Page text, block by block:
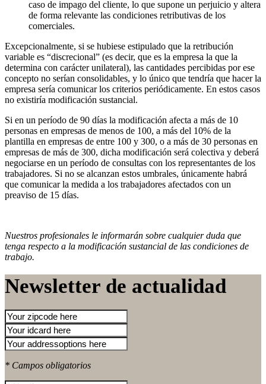
caso de impago del cliente, lo que supone un perjuicio y altera
de forma relevante las condiciones retributivas de los
comerciales.
Excepcionalmente, si se hubiese estipulado que la retribución
variable es “discrecional” (es decir, que es la empresa la que la
determina con carácter unilateral), las cantidades percibidas por ese
concepto no serían consolidables, y lo único que tendría que hacer la
empresa sería comunicar los criterios periódicamente. En estos casos
no existiría modificación sustancial.
Si en un período de 90 días la modificación afecta a más de 10
personas en empresas de menos de 100, a más del 10% de la
plantilla en empresas de entre 100 y 300, o a más de 30 personas en
empresas de más de 300, dicha modificación será colectiva y deberá
negociarse en un período de consultas con los representantes de los
trabajadores. Si no se alcanzan estos umbrales, únicamente habrá
que comunicar la medida a los trabajadores afectados con un
preaviso de 15 días.
Nuestros profesionales le informarán sobre cualquier duda que
tenga respecto a la modificación sustancial de las condiciones de
trabajo.
Newsletter de actualidad
* Campos obligatorios